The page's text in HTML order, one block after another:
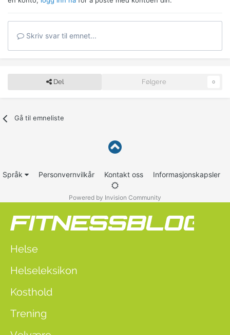
Skriv svar til emnet...
Del Følgere 0
Gå til emneliste
Språk Personvernvilkår Kontakt oss Informasjonskapsler
Powered by Invision Community
Helse
Helseleksikon
Kosthold
Trening